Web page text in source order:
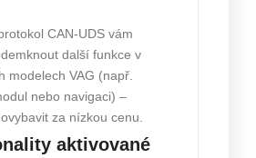
CAN-UDS vám
další funkce v
modelech VAG (např.
nebo navigaci) –
za nízkou cenu.
aktivované